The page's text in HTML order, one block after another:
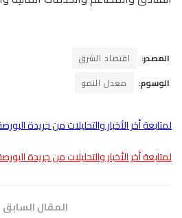
المصدر:
اقتصاد الشرق
الوسوم:
معدل النمو
لمتابعة أخر الأخبار والتحليلات من جريدة
لمتابعة أخر الأخبار والتحليلات من جريدة
المقال السابق